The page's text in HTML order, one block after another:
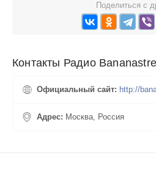
Поделиться с
Контакты Радио
Официальный сайт: http://
Адрес: Москва, Россия